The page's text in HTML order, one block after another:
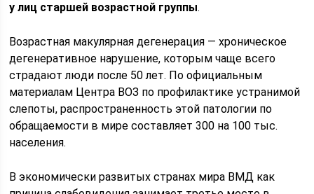
у лиц старшей возрастной группы.
Возрастная макулярная дегенерация — хроническое
дегенеративное нарушение, которым чаще всего
страдают люди после 50 лет. По официальным
материалам Центра ВОЗ по профилактике устранимой
слепоты, распространенность этой патологии по
обращаемости в мире составляет 300 на 100 тыс.
населения.
В экономически развитых странах мира ВМД как